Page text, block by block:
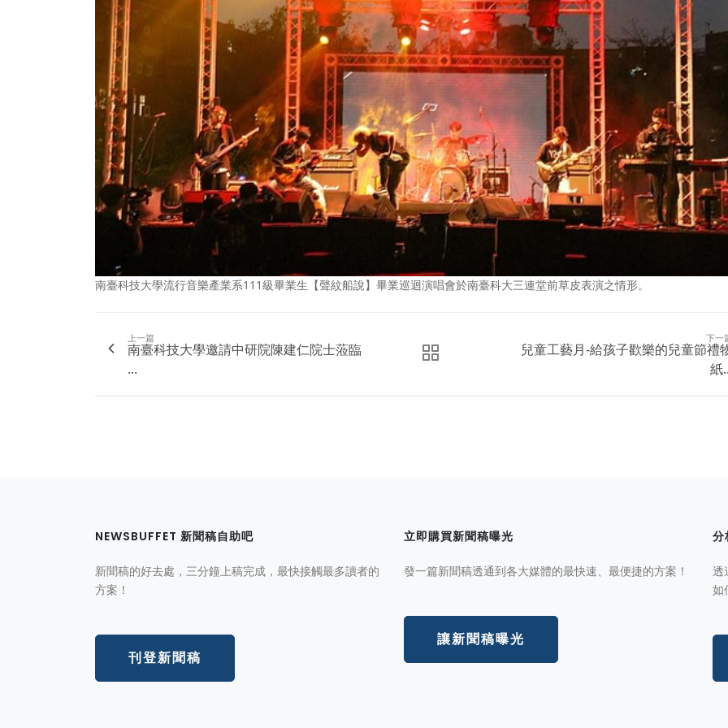
南臺科技大學流行音樂產業系111級畢業生【聲紋船說】畢業巡迴演唱會於南臺科大三連堂前草皮表演之情形。
上一篇
南臺科技大學邀請中研院陳建仁院士蒞臨
...
下一
兒童工藝月-給孩子歡樂的兒童節禮
紙
NEWSBUFFET 新聞稿自助吧
新聞稿的好去處，三分鐘上稿完成，最快接觸最多讀者的
方案！
刊登新聞稿
立即購買新聞稿曝光
發一篇新聞稿透通到各大媒體的最快速、最便捷的方案！
讓新聞稿曝光
分
透
如